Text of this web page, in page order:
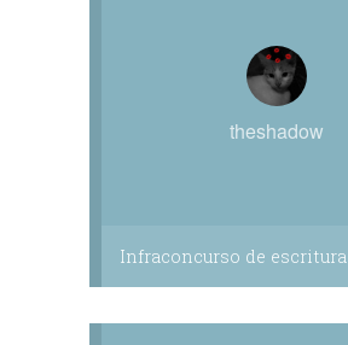
theshadow
Infraconcurso de escritura